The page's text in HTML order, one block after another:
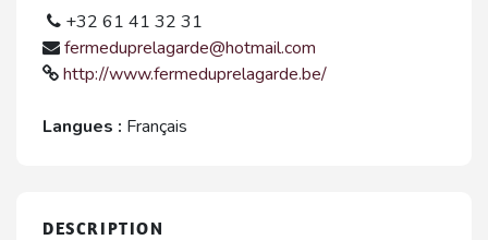
+32 61 41 32 31
fermeduprelagarde@hotmail.com
http://www.fermeduprelagarde.be/
Langues : Français
DESCRIPTION